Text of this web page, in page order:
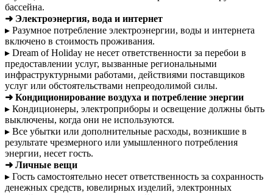
бассейна.
➜ Электроэнергия, вода и интернет
▸ Разумное потребление электроэнергии, воды и интернета
включено в стоимость проживания.
▸ Dream of Holiday не несет ответственности за перебои в
предоставлении услуг, вызванные региональными
инфраструктурными работами, действиями поставщиков
услуг или обстоятельствами непреодолимой силы.
➜ Кондиционирование воздуха и потребление энергии
▸ Кондиционеры, электроприборы и освещение должны быть
выключены, когда они не используются.
▸ Все убытки или дополнительные расходы, возникшие в
результате чрезмерного или умышленного потребления
энергии, несет гость.
➜ Личные вещи
▸ Гость самостоятельно несет ответственность за сохранность
денежных средств, ювелирных изделий, электронных